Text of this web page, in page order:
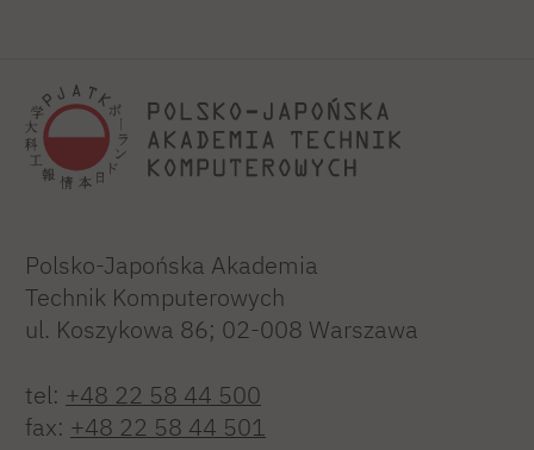
Polsko-Japońska Akademia
Technik Komputerowych
ul. Koszykowa 86; 02-008 Warszawa
tel: +48 22 58 44 500
fax: +48 22 58 44 501